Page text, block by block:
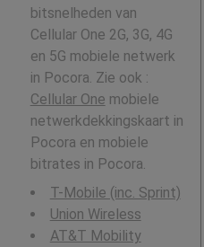
bitsnelheden van
Cellular One 2G, 3G, 4G
en 5G mobiele netwerk
in Pocora. Zie ook :
Cellular One mobiele
netwerkdekkingskaart in
Pocora en mobiele
bitrates in Pocora.
T-Mobile (inc. Sprint)
Union Wireless
AT&T Mobility